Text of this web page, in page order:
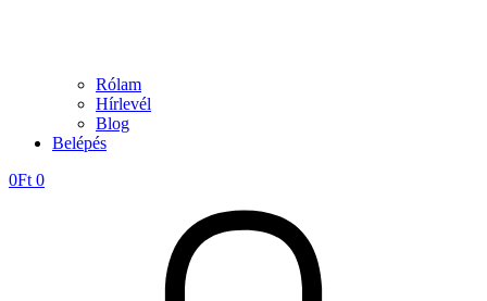
Rólam
Hírlevél
Blog
Belépés
0Ft 0